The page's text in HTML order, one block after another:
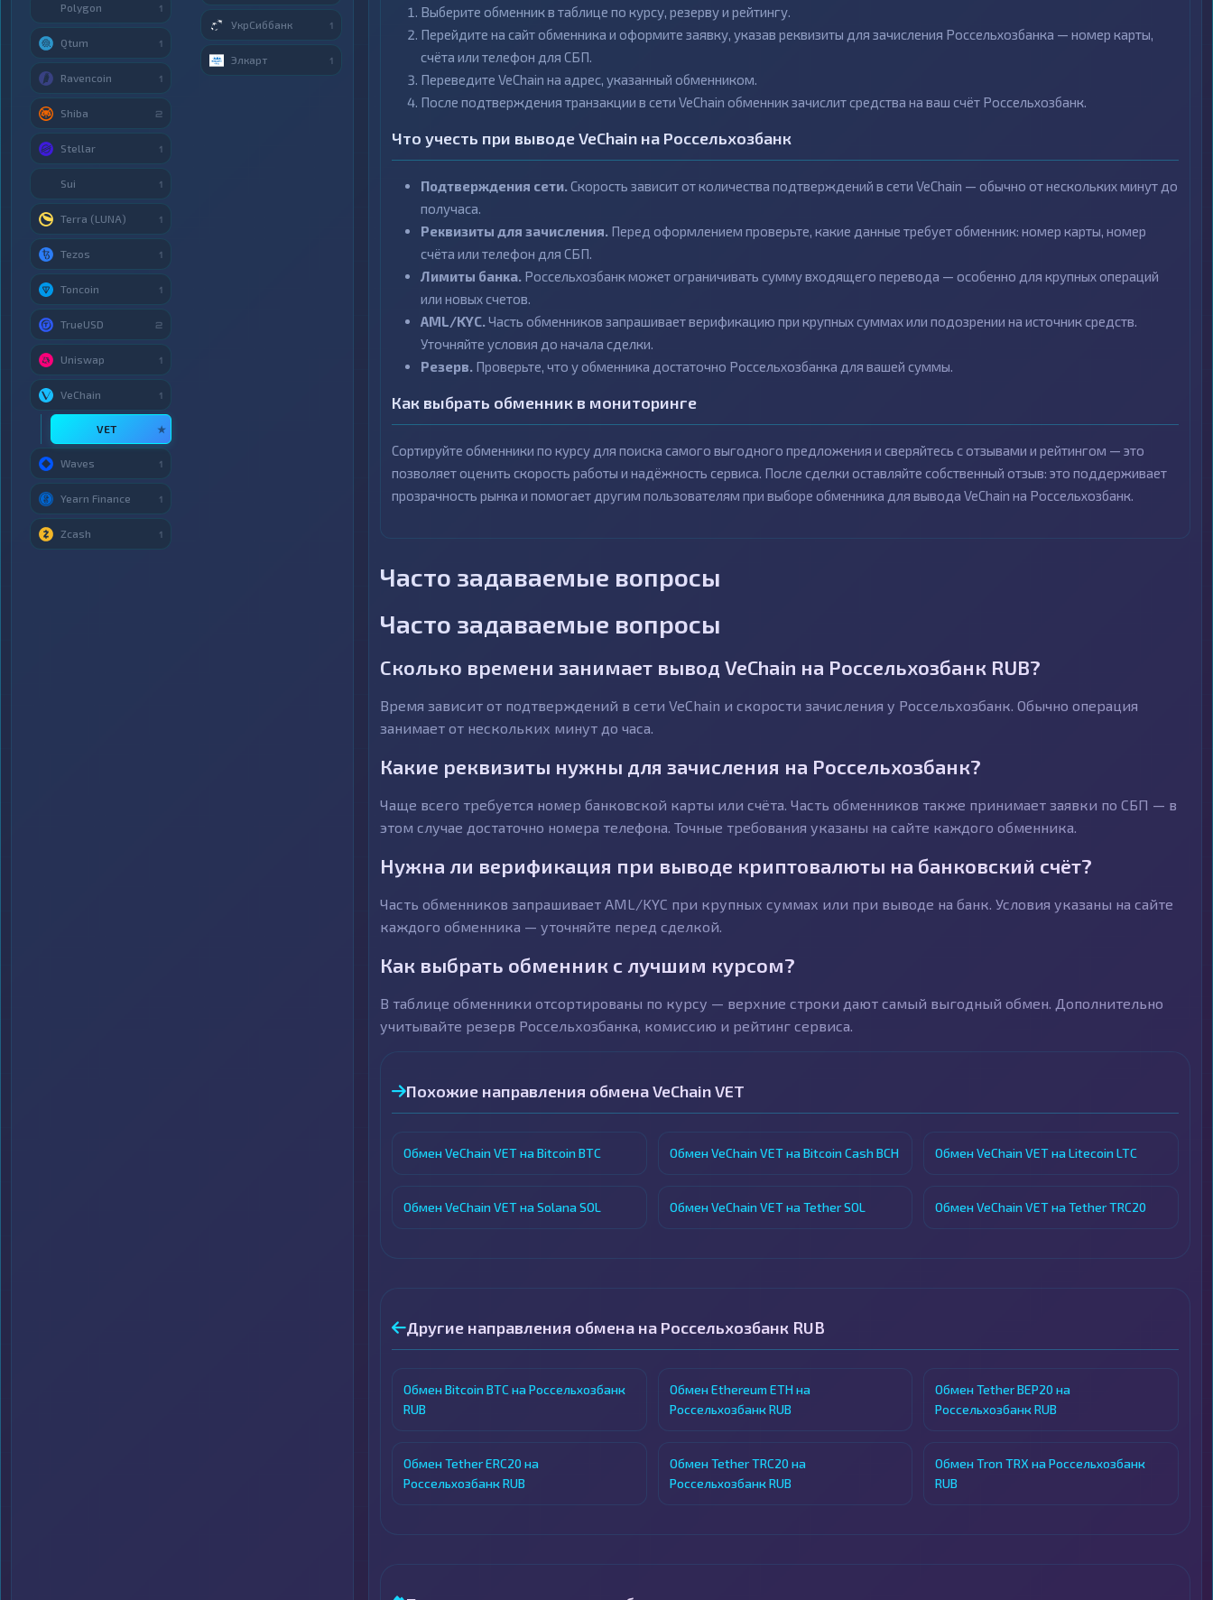
Выберите обменник в таблице по курсу, резерву и рейтингу.
Перейдите на сайт обменника и оформите заявку, указав реквизиты для зачисления Россельхозбанка — номер карты,
счёта или телефон для СБП.
Переведите VeChain на адрес, указанный обменником.
После подтверждения транзакции в сети VeChain обменник зачислит средства на ваш счёт Россельхозбанк.
Что учесть при выводе VeChain на Россельхозбанк
Подтверждения сети.Скорость зависит от количества подтверждений в сети VeChain — обычно от нескольких минут до
получаса.
Реквизиты для зачисления. Перед оформлением проверьте, какие данные требует обменник: номер карты, номер
счёта или телефон для СБП.
Лимиты банка. Россельхозбанк может ограничивать сумму входящего перевода — особенно для крупных операций
или новых счетов.
AML/KYC.Часть обменников запрашивает верификацию при крупных суммах или подозрении на источник средств.
Уточняйте условия до начала сделки.
Резерв. Проверьте, что у обменника достаточно Россельхозбанка для вашей суммы.
Как выбрать обменник в мониторинге
Сортируйте обменники по курсу для поиска самого выгодного предложения и сверяйтесь с отзывами и рейтингом — это
позволяет оценить скорость работы и надёжность сервиса. После сделки оставляйте собственный отзыв: это поддерживает
прозрачность рынка и помогает другим пользователям при выборе обменника для вывода VeChain на Россельхозбанк.
Часто задаваемые вопросы
Часто задаваемые вопросы
Сколько времени занимает вывод VeChain на Россельхозбанк RUB?
Время зависит от подтверждений в сети VeChain и скорости зачисления у Россельхозбанк. Обычно операция
занимает от нескольких минут до часа.
Какие реквизиты нужны для зачисления на Россельхозбанк?
Чаще всего требуется номер банковской карты или счёта. Часть обменников также принимает заявки по СБП — в
этом случае достаточно номера телефона. Точные требования указаны на сайте каждого обменника.
Нужна ли верификация при выводе криптовалюты на банковский счёт?
Часть обменников запрашивает AML/KYC при крупных суммах или при выводе на банк. Условия указаны на сайте
каждого обменника — уточняйте перед сделкой.
Как выбрать обменник с лучшим курсом?
В таблице обменники отсортированы по курсу — верхние строки дают самый выгодный обмен. Дополнительно
учитывайте резерв Россельхозбанка, комиссию и рейтинг сервиса.
Похожие направления обмена VeChain VET
Обмен VeChain VET на Bitcoin BTC Обмен VeChain VET на Bitcoin Cash BCH Обмен VeChain VET на Litecoin LTC
Обмен VeChain VET на Solana SOL Обмен VeChain VET на Tether SOL Обмен VeChain VET на Tether TRC20
Другие направления обмена на Россельхозбанк RUB
Обмен Bitcoin BTC на Россельхозбанк
RUB
Обмен Ethereum ETH на
Россельхозбанк RUB
Обмен Tether BEP20 на
Россельхозбанк RUB
Обмен Tether ERC20 на
Россельхозбанк RUB
Обмен Tether TRC20 на
Россельхозбанк RUB
Обмен Tron TRX на Россельхозбанк
RUB
Polygon 1
Qtum 1
Ravencoin 1
Shiba 2
Stellar 1
Sui 1
Terra (LUNA) 1
Tezos 1
Toncoin 1
TrueUSD 2
Uniswap 1
VeChain 1
VET ★
Waves 1
Yearn Finance 1
Zcash 1
УкрСиббанк 1
Элкарт 1